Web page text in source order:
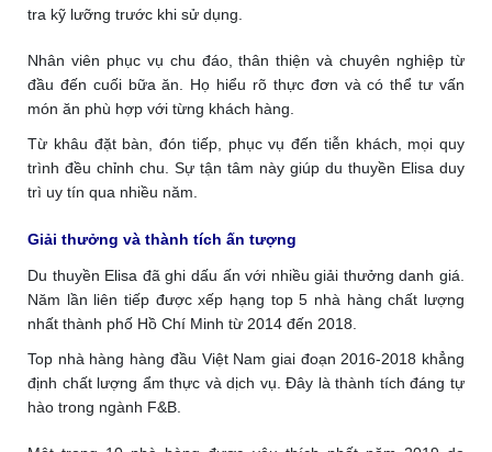
tra kỹ lưỡng trước khi sử dụng.
Nhân viên phục vụ chu đáo, thân thiện và chuyên nghiệp từ
đầu đến cuối bữa ăn. Họ hiểu rõ thực đơn và có thể tư vấn
món ăn phù hợp với từng khách hàng.
Từ khâu đặt bàn, đón tiếp, phục vụ đến tiễn khách, mọi quy
trình đều chỉnh chu. Sự tận tâm này giúp du thuyền Elisa duy
trì uy tín qua nhiều năm.
Giải thưởng và thành tích ấn tượng
Du thuyền Elisa đã ghi dấu ấn với nhiều giải thưởng danh giá.
Năm lần liên tiếp được xếp hạng top 5 nhà hàng chất lượng
nhất thành phố Hồ Chí Minh từ 2014 đến 2018.
Top nhà hàng hàng đầu Việt Nam giai đoạn 2016-2018 khẳng
định chất lượng ẩm thực và dịch vụ. Đây là thành tích đáng tự
hào trong ngành F&B.